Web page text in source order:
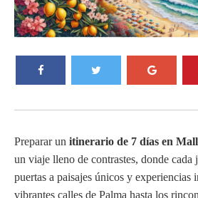
Preparar un itinerario de 7 días en
un viaje lleno de contrastes, donde cada
puertas a paisajes únicos y experiencias
vibrantes calles de Palma hasta los